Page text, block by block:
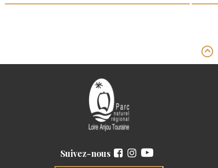
Suivez-nous